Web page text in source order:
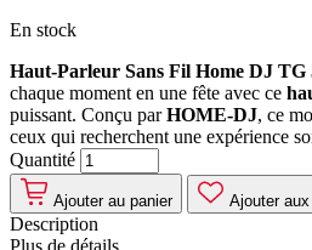
En stock
Haut-Parleur Sans Fil Home DJ TG
chaque moment en une fête avec ce
puissant. Conçu parHOME-DJ, ce
ceux qui recherchent une expérience
Quantité
Ajouter au panier Ajouter
Description